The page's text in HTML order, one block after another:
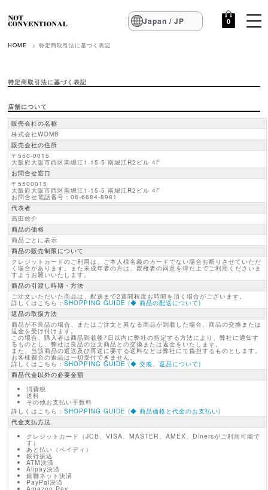
Japan / JP 0
HOME 特定商取引法に基づく表記
特定商取引法に基づく表記
店舗について
販売会社の名称
株式会社WOMB
販売会社の住所
〒550-0015
大阪府大阪市西区南堀江1-15-5 南堀江R2ビル 4F
お問合せ窓口
〒5500015
大阪府大阪市西区南堀江1-15-5 南堀江R2ビル 4F
お問合せ電話番号：06-6684-8981
代表者
高田雄介
商品の価格
商品ごとに表示
商品の販売制限について
クレジットカードのご利用は、ご本人様名義のカードでない場合お断りさせていただ
く場合があります。また未成年者の方は、親権者の同意を得た上でご利用くださいま
すようお願いいたします。
商品の引渡し時期・方法
ご注文いただいた商品は、配送まで2週間程度お時間を頂く場合がございます。
詳しくはこちら：SHOPPING GUIDE (◆ 商品の配送について)
返品の取扱方法
商品が不良品の場合、またはご注文と異なる商品が到着した場合、商品の交換または
返金を受け付けます。
この場合、購入者は商品到着後7日以内に弊社の指定する方法により、弊社に通知す
るものとし、弊社は良品の注文商品との交換または返金をいたします。
また、当該商品の返送及び再送に要する送料などは弊社にて負担するものとします。
お客様都合の返品は一切受付できません。
詳しくはこちら：SHOPPING GUIDE (◆ 交換、返品について)
商品代金以外の必要金額
消費税
送料
その他お支払い手数料
詳しくはこちら：SHOPPING GUIDE (◆ 商品価格と代金のお支払い)
代金支払方法
クレジットカード（JCB、VISA、MASTER、AMEX、Dinersがご利用可能で
す）
あと払い（ペイディ）
銀行振込
ATM決済
Alipay決済
銀聯ネット決済
PayPal決済